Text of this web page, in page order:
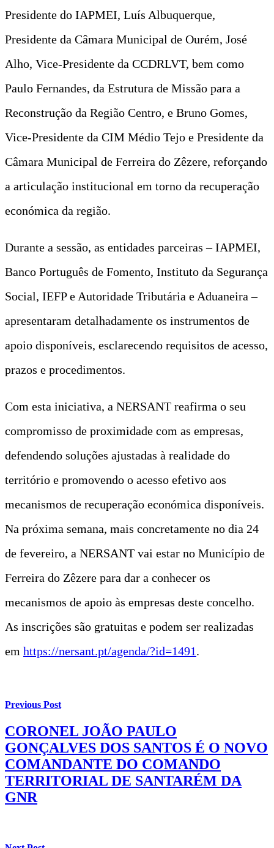
Presidente do IAPMEI, Luís Albuquerque,
Presidente da Câmara Municipal de Ourém, José
Alho, Vice-Presidente da CCDRLVT, bem como
Paulo Fernandes, da Estrutura de Missão para a
Reconstrução da Região Centro, e Bruno Gomes,
Vice-Presidente da CIM Médio Tejo e Presidente da
Câmara Municipal de Ferreira do Zêzere, reforçando
a articulação institucional em torno da recuperação
económica da região.
Durante a sessão, as entidades parceiras – IAPMEI,
Banco Português de Fomento, Instituto da Segurança
Social, IEFP e Autoridade Tributária e Aduaneira –
apresentaram detalhadamente os instrumentos de
apoio disponíveis, esclarecendo requisitos de acesso,
prazos e procedimentos.
Com esta iniciativa, a NERSANT reafirma o seu
compromisso de proximidade com as empresas,
defendendo soluções ajustadas à realidade do
território e promovendo o acesso efetivo aos
mecanismos de recuperação económica disponíveis.
Na próxima semana, mais concretamente no dia 24
de fevereiro, a NERSANT vai estar no Município de
Ferreira do Zêzere para dar a conhecer os
mecanismos de apoio às empresas deste concelho.
As inscrições são gratuitas e podem ser realizadas
em https://nersant.pt/agenda/?id=1491.
Previous Post
CORONEL JOÃO PAULO
GONÇALVES DOS SANTOS É O NOVO
COMANDANTE DO COMANDO
TERRITORIAL DE SANTARÉM DA
GNR